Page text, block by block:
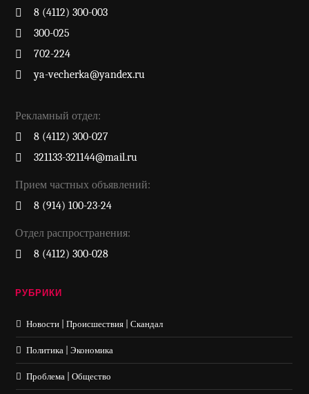
8 (4112) 300-003
300-025
702-224
ya-vecherka@yandex.ru
Рекламный отдел:
8 (4112) 300-027
321133-321144@mail.ru
Прием частных объявлений:
8 (914) 100-23-24
Отдел распространения:
8 (4112) 300-028
РУБРИКИ
Новости | Происшествия | Скандал
Политика | Экономика
Проблема | Общество